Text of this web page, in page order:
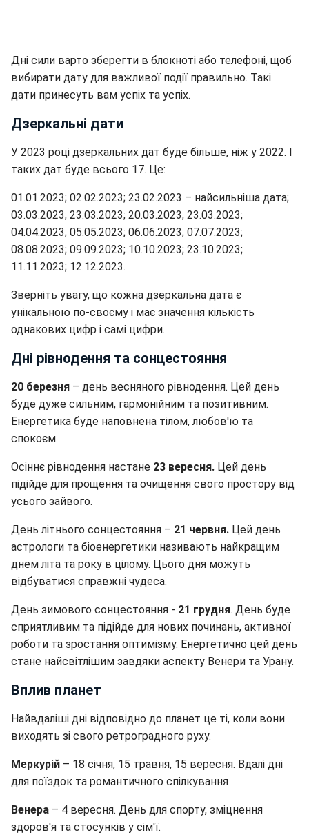
Дні сили варто зберегти в блокноті або телефоні, щоб
вибирати дату для важливої події правильно. Такі
дати принесуть вам успіх та успіх.
Дзеркальні дати
У 2023 році дзеркальних дат буде більше, ніж у 2022. І
таких дат буде всього 17. Це:
01.01.2023; 02.02.2023; 23.02.2023 – найсильніша дата;
03.03.2023; 23.03.2023; 20.03.2023; 23.03.2023;
04.04.2023; 05.05.2023; 06.06.2023; 07.07.2023;
08.08.2023; 09.09.2023; 10.10.2023; 23.10.2023;
11.11.2023; 12.12.2023.
Зверніть увагу, що кожна дзеркальна дата є
унікальною по-своєму і має значення кількість
однакових цифр і самі цифри.
Дні рівнодення та сонцестояння
20 березня – день весняного рівнодення. Цей день
буде дуже сильним, гармонійним та позитивним.
Енергетика буде наповнена тілом, любов'ю та
спокоєм.
Осіннє рівнодення настане 23 вересня. Цей день
підійде для прощення та очищення свого простору від
усього зайвого.
День літнього сонцестояння – 21 червня. Цей день
астрологи та біоенергетики називають найкращим
днем літа та року в цілому. Цього дня можуть
відбуватися справжні чудеса.
День зимового сонцестояння - 21 грудня. День буде
сприятливим та підійде для нових починань, активної
роботи та зростання оптимізму. Енергетично цей день
стане найсвітлішим завдяки аспекту Венери та Урану.
Вплив планет
Найвдаліші дні відповідно до планет це ті, коли вони
виходять зі свого ретроградного руху.
Меркурій – 18 січня, 15 травня, 15 вересня. Вдалі дні
для поїздок та романтичного спілкування
Венера – 4 вересня. День для спорту, зміцнення
здоров'я та стосунків у сім'ї.